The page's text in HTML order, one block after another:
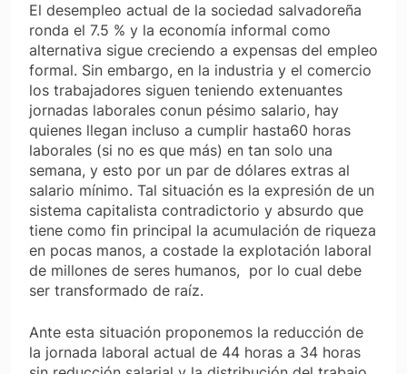
El desempleo actual de la sociedad salvadoreña
ronda el 7.5 % y la economía informal como
alternativa sigue creciendo a expensas del empleo
formal. Sin embargo, en la industria y el comercio
los trabajadores siguen teniendo extenuantes
jornadas laborales conun pésimo salario, hay
quienes llegan incluso a cumplir hasta60 horas
laborales (si no es que más) en tan solo una
semana, y esto por un par de dólares extras al
salario mínimo. Tal situación es la expresión de un
sistema capitalista contradictorio y absurdo que
tiene como fin principal la acumulación de riqueza
en pocas manos, a costade la explotación laboral
de millones de seres humanos, por lo cual debe
ser transformado de raíz.
Ante esta situación proponemos la reducción de
la jornada laboral actual de 44 horas a 34 horas